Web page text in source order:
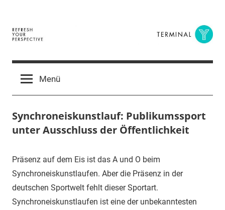
springen
Terminal
Y
Digital
BusinessMenü
Synchroneiskunstlauf: Publikumssport
unter Ausschluss der Öffentlichkeit
4.
Juni
2015
terminal-
y
Urbi
et
orbi
Präsenz auf dem Eis ist das A und O beim
Synchroneiskunstlaufen. Aber die Präsenz in der
deutschen Sportwelt fehlt dieser Sportart.
Synchroneiskunstlaufen ist eine der unbekanntesten